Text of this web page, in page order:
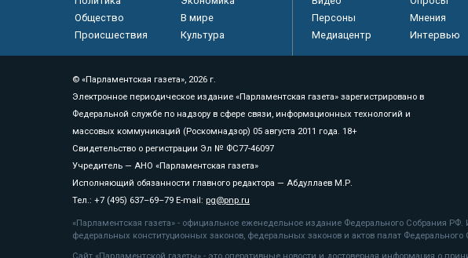
Общество
В мире
Происшествия
Культура
Персоны
Мнения
Медиацентр
Интервью
© «Парламентская газета», 2026 г.
Электронное периодическое издание «Парламентская газета» зарегистрировано в
Федеральной службе по надзору в сфере связи, информационных технологий и
массовых коммуникаций (Роскомнадзор) 05 августа 2011 года. 18+
Свидетельство о регистрации Эл № ФС77-46097
Учредитель — АНО «Парламентская газета»
Исполняющий обязанности главного редактора — Абдуллаев М.Р.
Тел.: +7 (495) 637–69–79 E-mail: pg@pnp.ru
«Парламентская газета» - официальное еженедельное издание Федерального Собрания
федеральных конституционных законов, федеральных законов и актов палат